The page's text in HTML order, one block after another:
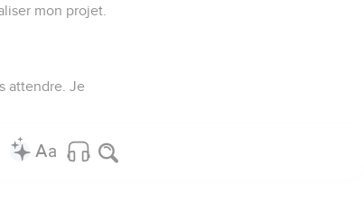
mon projet.
attendre. Je